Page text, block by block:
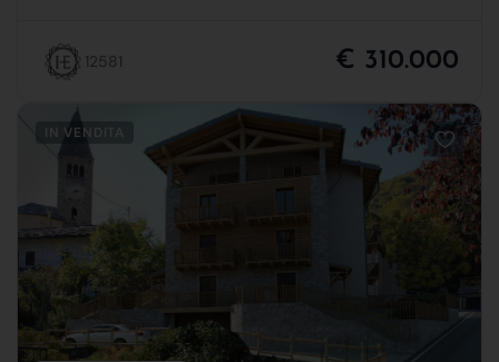
12581 € 310.000
IN VENDITA